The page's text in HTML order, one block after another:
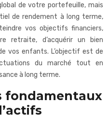
de votre portefeuille, mais
de rendement à long terme,
vos objectifs financiers,
retraite, d’acquérir un bien
vos enfants. L’objectif est de
du marché tout en
à long terme.
fondamentaux